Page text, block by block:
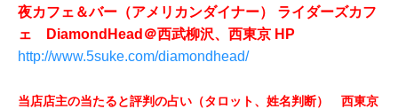
夜カフェ＆バー（アメリカンダイナー） ライダーズカフ
ェ DiamondHead＠西武柳沢、西東京 HP
http://www.5suke.com/diamondhead/
当店店主の当たると評判の占い（タロット、姓名判断） 西東京